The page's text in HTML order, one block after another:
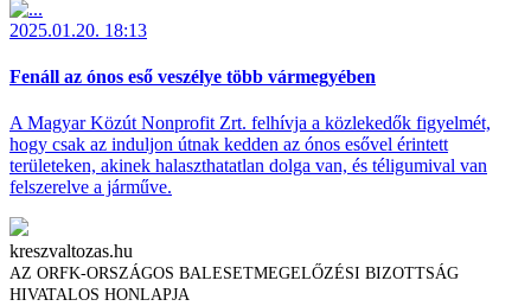
2025.01.20. 18:13
Fenáll az ónos eső veszélye több vármegyében
A Magyar Közút Nonprofit Zrt. felhívja a közlekedők figyelmét,
hogy csak az induljon útnak kedden az ónos esővel érintett
területeken, akinek halaszthatatlan dolga van, és téligumival van
felszerelve a járműve.
kreszvaltozas.hu
AZ ORFK-ORSZÁGOS BALESETMEGELŐZÉSI BIZOTTSÁG
HIVATALOS HONLAPJA